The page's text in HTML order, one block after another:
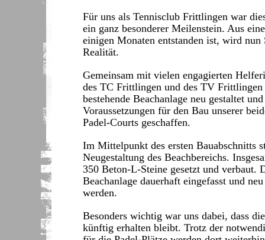
Für uns als Tennisclub Frittlingen war
ein ganz besonderer Meilenstein. Aus
einigen Monaten entstanden ist, wird
Realität.
Gemeinsam mit vielen engagierten
des TC Frittlingen und des TV
bestehende Beachanlage neu gestaltet
Voraussetzungen für den Bau unserer
Padel-Courts geschaffen.
Im Mittelpunkt des ersten Bauabschnitts
Neugestaltung des Beachbereichs.
350 Beton-L-Steine gesetzt und verbaut.
Beachanlage dauerhaft eingefasst und
werden.
Besonders wichtig war uns dabei, dass
künftig erhalten bleibt. Trotz der